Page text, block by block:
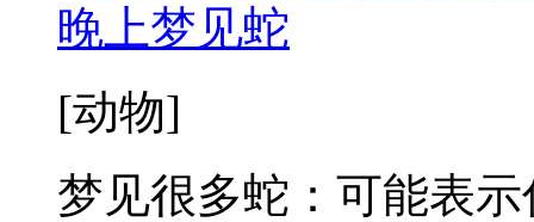
晚上梦见蛇
[动物]
梦见很多蛇：可能表